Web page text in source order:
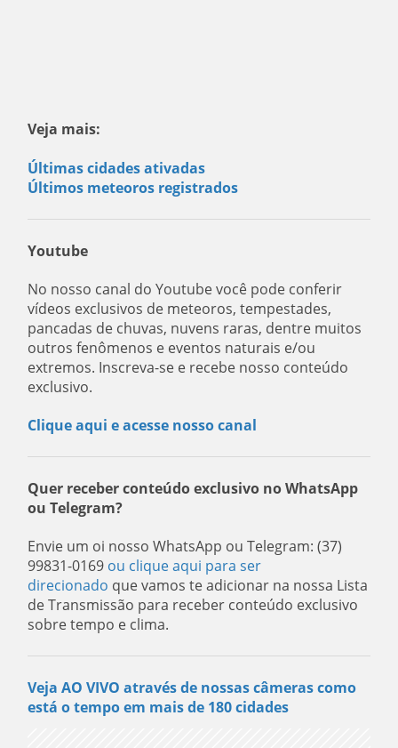
Veja mais:
Últimas cidades ativadas
Últimos meteoros registrados
Youtube
No nosso canal do Youtube você pode conferir
vídeos exclusivos de meteoros, tempestades,
pancadas de chuvas, nuvens raras, dentre muitos
outros fenômenos e eventos naturais e/ou
extremos. Inscreva-se e recebe nosso conteúdo
exclusivo.
Clique aqui e acesse nosso canal
Quer receber conteúdo exclusivo no WhatsApp
ou Telegram?
Envie um oi nosso WhatsApp ou Telegram: (37)
99831-0169 ou clique aqui para ser
direcionado que vamos te adicionar na nossa Lista
de Transmissão para receber conteúdo exclusivo
sobre tempo e clima.
Veja AO VIVO através de nossas câmeras como
está o tempo em mais de 180 cidades